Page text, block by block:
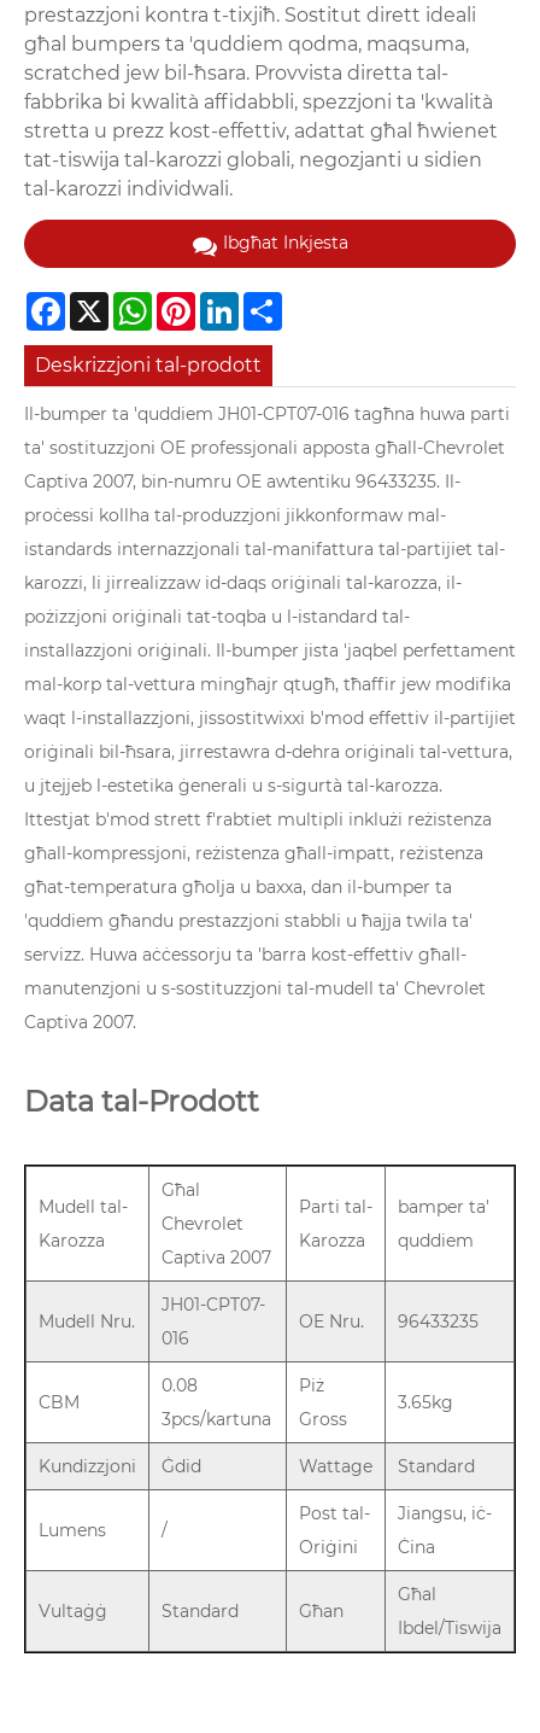
prestazzjoni kontra t-tixjiħ. Sostitut dirett ideali
għal bumpers ta 'quddiem qodma, maqsuma,
scratched jew bil-ħsara. Provvista diretta tal-
fabbrika bi kwalità affidabbli, spezzjoni ta 'kwalità
stretta u prezz kost-effettiv, adattat għal ħwienet
tat-tiswija tal-karozzi globali, negozjanti u sidien
tal-karozzi individwali.
Ibgħat Inkjesta
Facebook
X WhatsApp
Pinterest
LinkedIn
Deskrizzjoni tal-prodott
Il-bumper ta 'quddiem JH01-CPT07-016 tagħna huwa parti
ta' sostituzzjoni OE professjonali apposta għall-Chevrolet
Captiva 2007, bin-numru OE awtentiku 96433235. Il-
proċessi kollha tal-produzzjoni jikkonformaw mal-
istandards internazzjonali tal-manifattura tal-partijiet tal-
karozzi, li jirrealizzaw id-daqs oriġinali tal-karozza, il-
pożizzjoni oriġinali tat-toqba u l-istandard tal-
installazzjoni oriġinali. Il-bumper jista 'jaqbel perfettament
mal-korp tal-vettura mingħajr qtugħ, tħaffir jew modifika
waqt l-installazzjoni, jissostitwixxi b'mod effettiv il-partijiet
oriġinali bil-ħsara, jirrestawra d-dehra oriġinali tal-vettura,
u jtejjeb l-estetika ġenerali u s-sigurtà tal-karozza.
Ittestjat b'mod strett f'rabtiet multipli inklużi reżistenza
għall-kompressjoni, reżistenza għall-impatt, reżistenza
għat-temperatura għolja u baxxa, dan il-bumper ta
'quddiem għandu prestazzjoni stabbli u ħajja twila ta'
servizz. Huwa aċċessorju ta 'barra kost-effettiv għall-
manutenzjoni u s-sostituzzjoni tal-mudell ta' Chevrolet
Captiva 2007.
Data tal-Prodott
Mudell tal-
Karozza
Għal
Chevrolet
Captiva 2007
Parti tal-
Karozza
bamper ta'
quddiem
Mudell Nru.
JH01-CPT07-
016
OE Nru. 96433235
CBM
0.08
3pcs/kartuna
Piż
Gross
3.65kg
Kundizzjoni Ġdid Wattage Standard
Lumens /
Post tal-
Oriġini
Jiangsu, iċ-
Ċina
Vultaġġ Standard Għan
Għal
Ibdel/Tiswija